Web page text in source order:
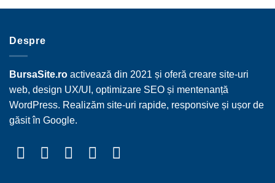
Despre
BursaSite.ro activează din 2021 și oferă creare site-uri
web, design UX/UI, optimizare SEO și mentenanță
WordPress. Realizăm site-uri rapide, responsive și ușor de
găsit în Google.